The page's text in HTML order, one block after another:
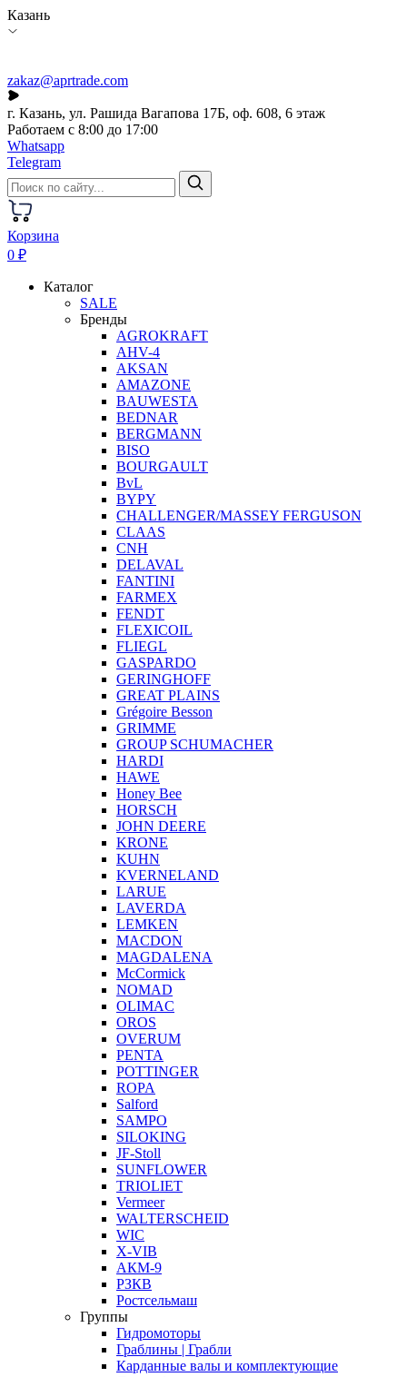
Казань
zakaz@aprtrade.com
г. Казань, ул. Рашида Вагапова 17Б, оф. 608, 6 этаж
Работаем с 8:00 до 17:00
Whatsapp
Telegram
Корзина
0 ₽
Каталог
SALE
Бренды
AGROKRAFT
AHV-4
AKSAN
AMAZONE
BAUWESTA
BEDNAR
BERGMANN
BISO
BOURGAULT
BvL
BYPY
CHALLENGER/MASSEY FERGUSON
CLAAS
CNH
DELAVAL
FANTINI
FARMEX
FENDT
FLEXICOIL
FLIEGL
GASPARDO
GERINGHOFF
GREAT PLAINS
Grégoire Besson
GRIMME
GROUP SCHUMACHER
HARDI
HAWE
Honey Bee
HORSCH
JOHN DEERE
KRONE
KUHN
KVERNELAND
LARUE
LAVERDA
LEMKEN
MACDON
MAGDALENA
McCormick
NOMAD
OLIMAC
OROS
OVERUM
PENTA
POTTINGER
ROPA
Salford
SAMPO
SILOKING
JF-Stoll
SUNFLOWER
TRIOLIET
Vermeer
WALTERSCHEID
WIC
X-VIB
АКМ-9
РЗКВ
Ростсельмаш
Группы
Гидромоторы
Граблины | Грабли
Карданные валы и комплектующие